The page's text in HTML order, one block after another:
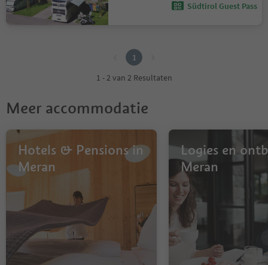
Südtirol Guest Pass
1
1 - 2 van 2 Resultaten
Meer accommodatie
Hotels & Pensions in
Meran
Logies en
Meran